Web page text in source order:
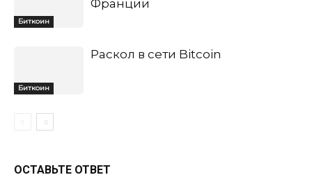
Биткоин
Франции
Биткоин
Раскол в сети Bitcoin
ОСТАВЬТЕ ОТВЕТ